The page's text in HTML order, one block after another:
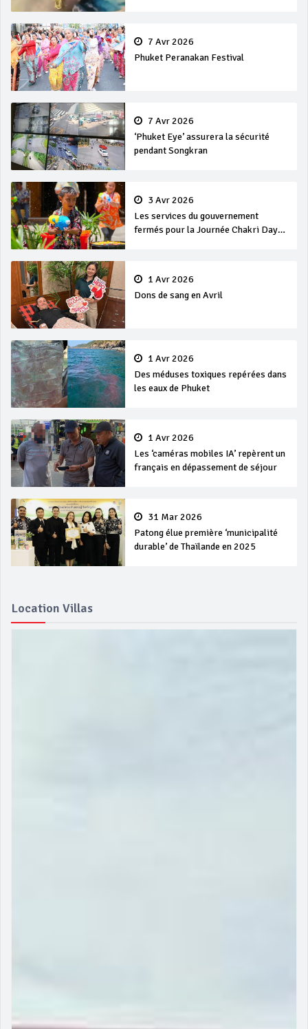
7 Avr 2026
Phuket Peranakan Festival
7 Avr 2026
‘Phuket Eye’ assurera la sécurité
pendant Songkran
3 Avr 2026
Les services du gouvernement
fermés pour la Journée Chakri Day
1 Avr 2026
Dons de sang en Avril
1 Avr 2026
Des méduses toxiques repérées dans
les eaux de Phuket
1 Avr 2026
Les ‘caméras mobiles IA’ repèrent un
français en dépassement de séjour
31 Mar 2026
Patong élue première ‘municipalité
durable’ de Thaïlande en 2025
Location Villas